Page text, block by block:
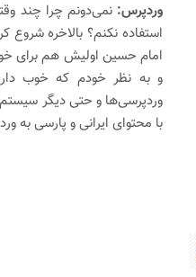
وردپرس: نمی‌دونم چرا چند
استفاده نکنم؟ بالاخره
امام حسین اولیش هم برای
و به نظر خودم که خوب داره
وردپرسی‌ها و حتی دیگر
با محتوای ایرانی و پارسی به